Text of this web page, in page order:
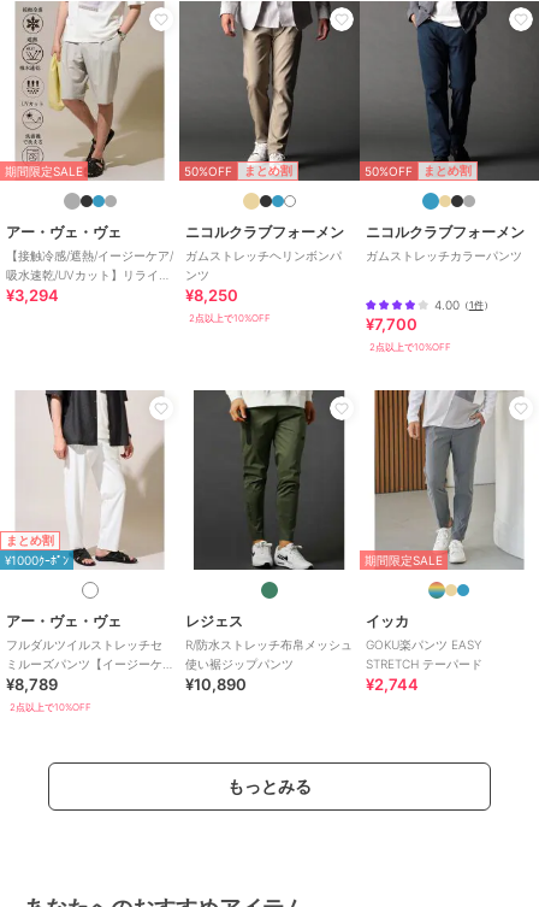
カラー
WHITE、BEIGE、CHACOAL、N
AVY、BLACK
サイズ
素材
【本体】ナイロン：84% ポリウ
レタン：16%
【裏地】ポリエステル：100%
商品のお取り扱い方法
お手入れ 洗濯機洗い可
特徴
パンツ
ナイロン/ポリエステル素材/
吸水速乾加工/
フィットネス・ヨガ
ウォーキン
グ・ランニング/ ゴルフ
キャンプ・レジャー
/卓球
/ポリエステル素材
ロゴ/洗える/吸水速乾加工/
ミッドライズ /
フィットネス・ヨガ
ウォーキン
グ・ランニング/ゴルフ
アウ
トドア/ キャンプ・レジャー/
ラグビー/
期間限定SALE
アー・ヴェ・ヴェ
【接触冷感/遮熱/イージーケア/
吸水速乾/UVカット】リライ
ト １タックハーフパンツ
¥3,294
50%OFF まとめ割
ニコルクラブフォーメン
ガムストレッチヘリンボンパ
ンツ
¥8,250
2点以上で10%OFF
50%OFF まとめ割
ニコルクラブフォーメン
ガムストレッチカラーパンツ
4.00（1件）
¥7,700
2点以上で10%OFF
まとめ割
¥1000ｸｰﾎﾟﾝ
アー・ヴェ・ヴェ
フルダルツイルストレッチセ
ミルーズパンツ【イージーケ
ア/洗濯機で洗える/】
¥8,789
2点以上で10%OFF
レジェス
R/防水ストレッチ布帛メッシュ
使い裾ジップパンツ
¥10,890
期間限定SALE
イッカ
GOKU楽パンツ EASY
STRETCH テーパード
¥2,744
もっとみる